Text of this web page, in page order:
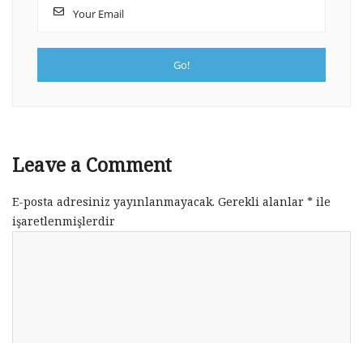
Leave a Comment
E-posta adresiniz yayınlanmayacak. Gerekli alanlar * ile
işaretlenmişlerdir